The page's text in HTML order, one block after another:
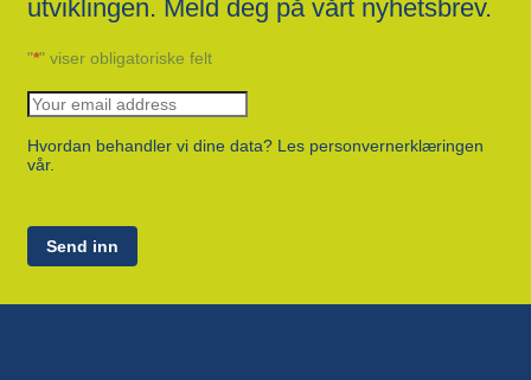
utviklingen. Meld deg på vårt nyhetsbrev.
"*" viser obligatoriske felt
Hvordan behandler vi dine data? Les personvernerklæringen
vår.
Send inn